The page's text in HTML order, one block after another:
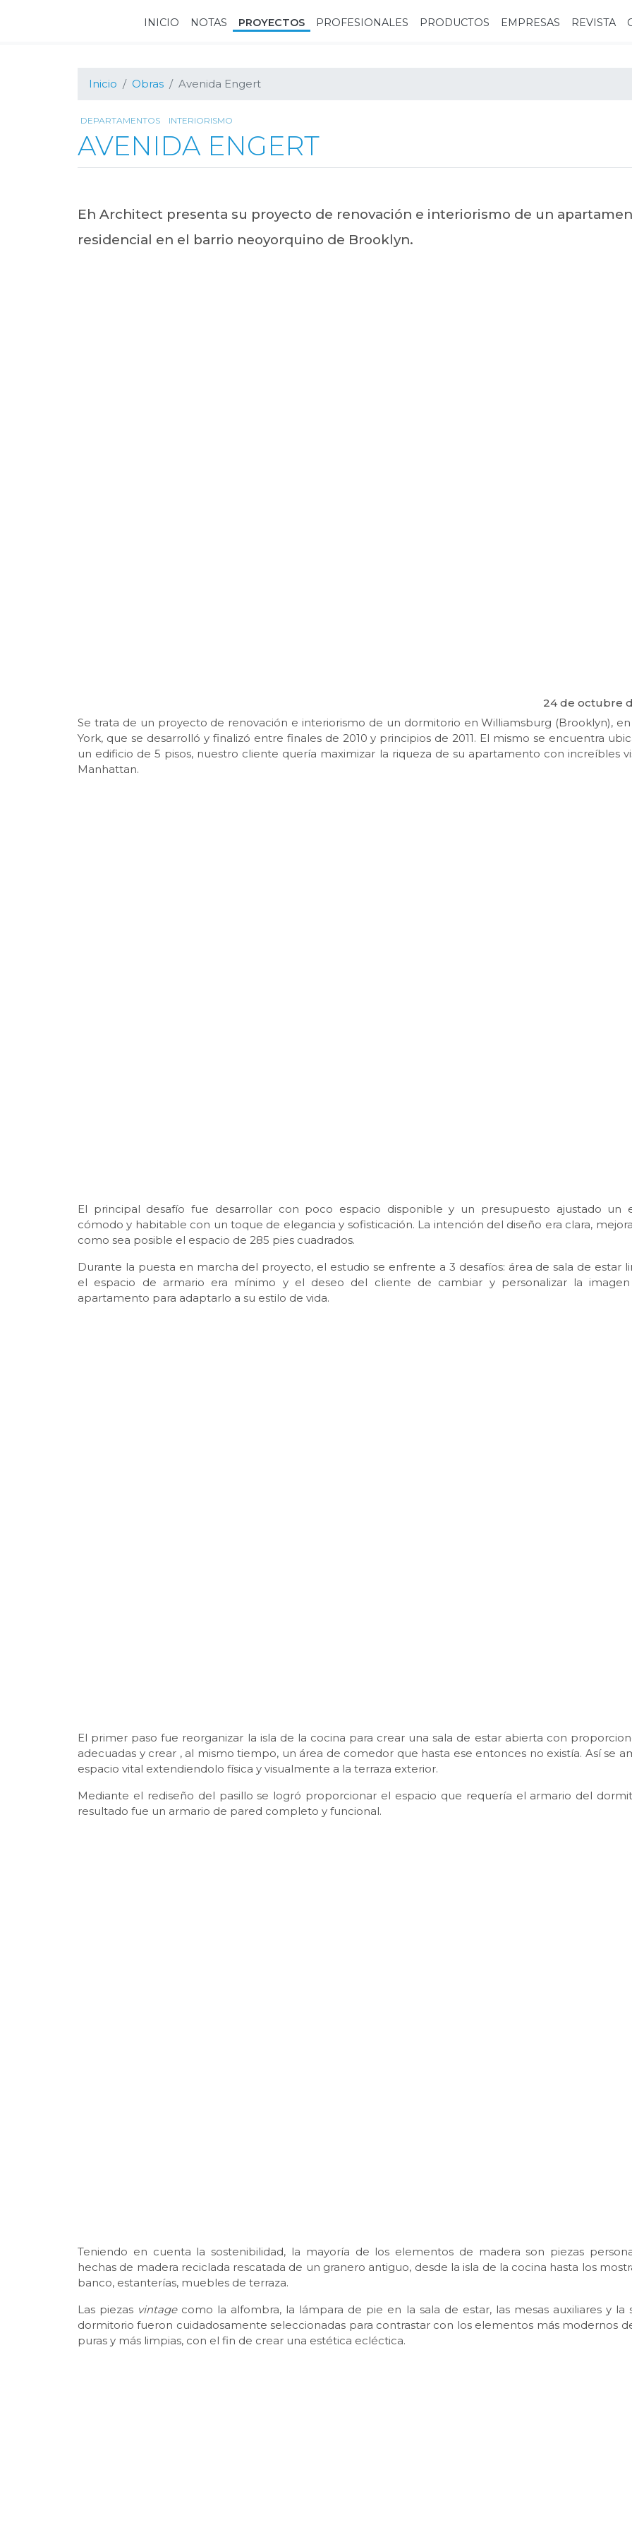
INICIO NOTAS PROYECTOS PROFESIONALES PRODUCTOS EMPRESAS REVISTA
Inicio Obras Avenida Engert
DEPARTAMENTOS INTERIORISMO
AVENIDA ENGERT
Eh Architect presenta su proyecto de renovación e interiorismo de un
residencial en el barrio neoyorquino de Brooklyn.
24 de octubre
Se trata de un proyecto de renovación e interiorismo de un dormitorio en Williamsburg (Brooklyn),
York, que se desarrolló y finalizó entre finales de 2010 y principios de 2011. El mismo se encuentra
un edificio de 5 pisos, nuestro cliente quería maximizar la riqueza de su apartamento con increíbles
Manhattan.
El principal desafío fue desarrollar con poco espacio disponible y un presupuesto ajustado un
cómodo y habitable con un toque de elegancia y sofisticación. La intención del diseño era clara,
como sea posible el espacio de 285 pies cuadrados.
Durante la puesta en marcha del proyecto, el estudio se enfrente a 3 desafíos: área de sala de estar
el espacio de armario era mínimo y el deseo del cliente de cambiar y personalizar la
apartamento para adaptarlo a su estilo de vida.
El primer paso fue reorganizar la isla de la cocina para crear una sala de estar abierta con
adecuadas y crear , al mismo tiempo, un área de comedor que hasta ese entonces no existía. Así se
espacio vital extendiendolo física y visualmente a la terraza exterior.
Mediante el rediseño del pasillo se logró proporcionar el espacio que requería el armario del
resultado fue un armario de pared completo y funcional.
Teniendo en cuenta la sostenibilidad, la mayoría de los elementos de madera son piezas
hechas de madera reciclada rescatada de un granero antiguo, desde la isla de la cocina hasta los
banco, estanterías, muebles de terraza.
Las piezas vintagecomo la alfombra, la lámpara de pie en la sala de estar, las mesas auxiliares y la
dormitorio fueron cuidadosamente seleccionadas para contrastar con los elementos más modernos
puras y más limpias, con el fin de crear una estética ecléctica.